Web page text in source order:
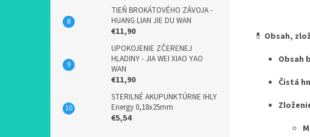
TIEŇ BROKÁTOVÉHO ZÁVOJA -
HUANG LIAN JIE DU WAN
€11,90
UPOKOJENIE ZČERENEJ
HLADINY - JIA WEI XIAO YAO
WAN
€11,90
STERILNÉ AKUPUNKTÚRNE IHLY
Energy 0,18x25mm
€5,54
💊 Obsah,
Obsah
Čistá